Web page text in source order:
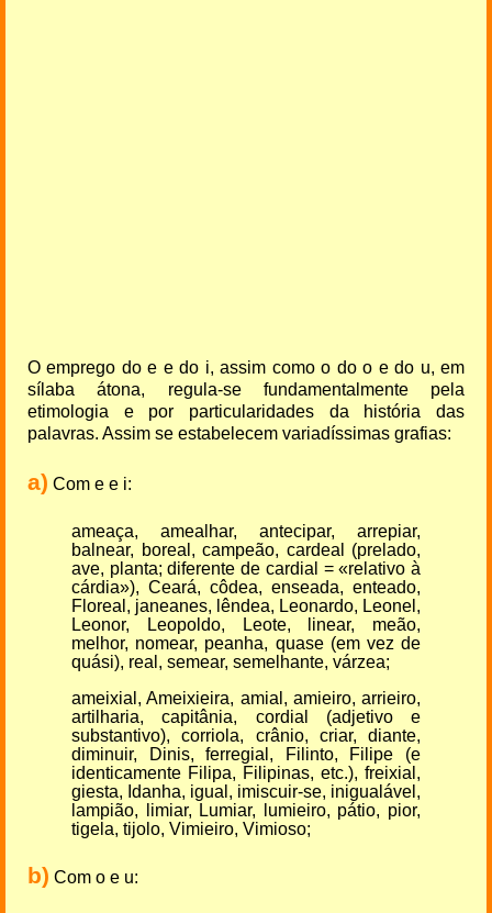
O emprego do e e do i, assim como o do o e do u, em
sílaba átona, regula-se fundamentalmente pela
etimologia e por particularidades da história das
palavras. Assim se estabelecem variadíssimas grafias:
a) Com e e i:
ameaça, amealhar, antecipar, arrepiar,
balnear, boreal, campeão, cardeal (prelado,
ave, planta; diferente de cardial = «relativo à
cárdia»), Ceará, côdea, enseada, enteado,
Floreal, janeanes, lêndea, Leonardo, Leonel,
Leonor, Leopoldo, Leote, linear, meão,
melhor, nomear, peanha, quase (em vez de
quási), real, semear, semelhante, várzea;
ameixial, Ameixieira, amial, amieiro, arrieiro,
artilharia, capitânia, cordial (adjetivo e
substantivo), corriola, crânio, criar, diante,
diminuir, Dinis, ferregial, Filinto, Filipe (e
identicamente Filipa, Filipinas, etc.), freixial,
giesta, Idanha, igual, imiscuir-se, inigualável,
lampião, limiar, Lumiar, lumieiro, pátio, pior,
tigela, tijolo, Vimieiro, Vimioso;
b) Com o e u: